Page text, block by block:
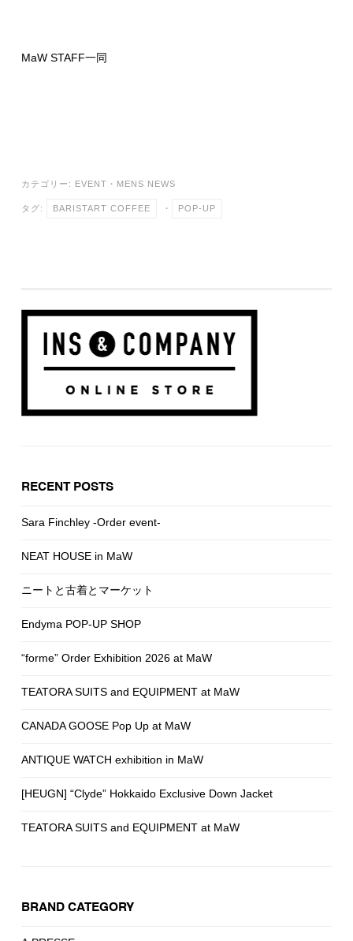
MaW STAFF一同
カテゴリー: EVENT ・ MENS NEWS
タグ: BARISTART COFFEE ・ POP-UP
RECENT POSTS
Sara Finchley -Order event-
NEAT HOUSE in MaW
ニートと古着とマーケット
Endyma POP-UP SHOP
“forme” Order Exhibition 2026 at MaW
TEATORA SUITS and EQUIPMENT at MaW
CANADA GOOSE Pop Up at MaW
ANTIQUE WATCH exhibition in MaW
[HEUGN] “Clyde” Hokkaido Exclusive Down Jacket
TEATORA SUITS and EQUIPMENT at MaW
BRAND CATEGORY